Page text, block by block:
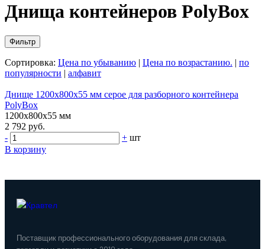
Днища контейнеров PolyBox
Фильтр
Сортировка: Цена по убыванию | Цена по возрастанию. | по
популярности | алфавит
Днище 1200х800х55 мм серое для разборного контейнера
PolyBox
1200х800х55 мм
2 792 руб.
-
+ шт
В корзину
Поставщик профессионального оборудования для склада,